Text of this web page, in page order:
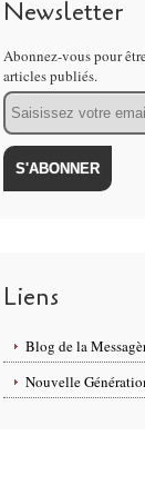
Newsletter
Abonnez-vous pour
articles publiés.
Email
Liens
Blog de la
Nouvelle